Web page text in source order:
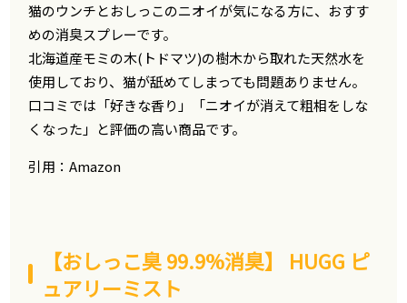
猫のウンチとおしっこのニオイが気になる方に、おすす
めの消臭スプレーです。
北海道産モミの木(トドマツ)の樹木から取れた天然水を
使用しており、猫が舐めてしまっても問題ありません。
口コミでは「好きな香り」「ニオイが消えて粗相をしな
くなった」と評価の高い商品です。
引用：Amazon
【おしっこ臭 99.9%消臭】 HUGG ピ
ュアリーミスト